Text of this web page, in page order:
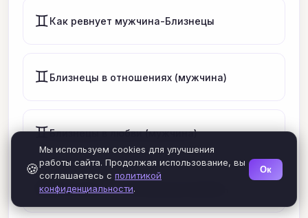
♊Как ревнует мужчина-Близнецы
♊Близнецы в отношениях (мужчина)
♊Близнецы в любви (мужчина)
♊Как понять, что Близнецы влюблён
🍪
Мы используем cookies для улучшения
работы сайта. Продолжая использование, вы
соглашаетесь с политикой
конфиденциальности.
Ок